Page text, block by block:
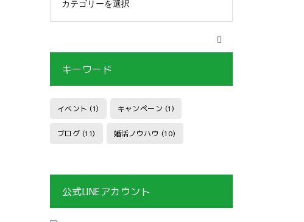
キーワード
イベント (1) キャンペーン (1)
ブログ (11) 婚活ノウハウ (10)
公式LINEアカウント